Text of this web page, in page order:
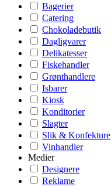
Bagerier
Catering
Chokoladebutik
Dagligvarer
Delikatesser
Fiskehandler
Grønthandlere
Isbarer
Kiosk
Konditorier
Slagter
Slik & Konfekture
Vinhandler
Medier
Designere
Reklame